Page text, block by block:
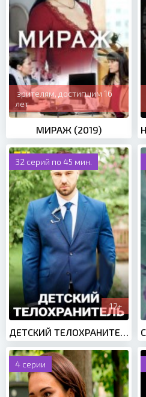
зрителям, достигшим 16
лет
МИРАЖ (2019)
32 серий по 45 мин.
12+
ДЕТСКИЙ ТЕЛОХРАНИТЕЛЬ (2022)
4 серии